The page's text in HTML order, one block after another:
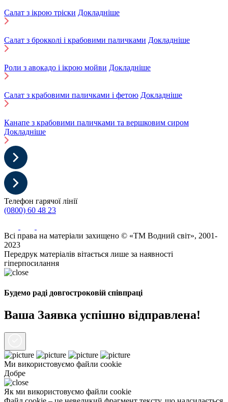
Салат з ікрою тріски Докладніше
Салат з брокколі і крабовими паличками Докладніше
Роли з авокадо і ікрою мойви Докладніше
Салат з крабовими паличками і фетою Докладніше
Канапе з крабовими паличками та вершковим сиром
Докладніше
Телефон гарячої лінії
(0800) 60 48 23
Всі права на матеріали захищено © «ТМ Водний світ», 2001-
2023
Передрук матеріалів вітається лише за наявності
гіперпосилання
Будемо раді довгостроковій співпраці
Ваша Заявка успішно відправлена!
Ми використовуємо файли cookie
Добре
Як ми використовуємо файли cookie